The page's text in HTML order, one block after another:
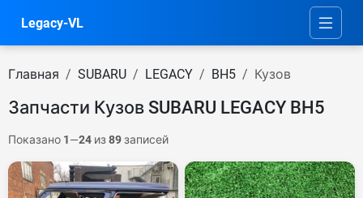
Legacy-VL
Главная SUBARU LEGACY BH5 Кузов
Запчасти Кузов SUBARU LEGACY BH5
Показано 1—24 из89записей